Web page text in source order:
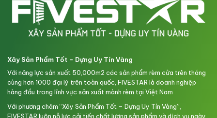
Xây Sản Phẩm Tốt – Dựng Uy Tín Vàng
Với năng lực sản xuất 50,000m2 các sản phẩm rèm cửa trên tháng
cùng hơn 1000 đại lý trên toàn quốc, FIVESTAR là doanh nghiệp
hàng đầu trong lĩnh vực sản xuất mành rèm tại Việt Nam
Với phương châm “Xây Sản Phẩm Tốt – Dựng Uy Tín Vàng”,
FIVESTAR luôn nỗ lực cải tiến chất lượng sản phẩm và dịch vụ ngày